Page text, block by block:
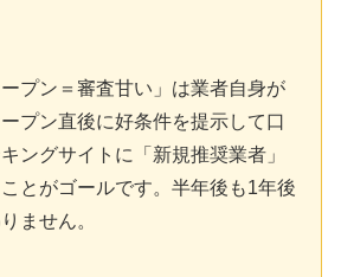
ープン＝審査甘い」は業者自身が
プン直後に好条件を提示して口
ングサイトに「新規推奨業者」
とがゴールです。半年後も1年後
ません。